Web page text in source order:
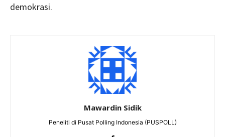
demokrasi.
Mawardin Sidik
Peneliti di Pusat Polling Indonesia (PUSPOLL)